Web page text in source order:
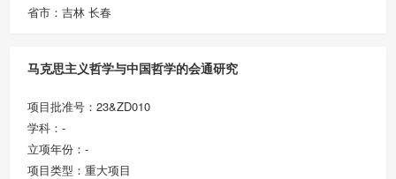
省市：吉林 长春
马克思主义哲学与中国哲学的会通研究
项目批准号：23&ZD010
学科：-
立项年份：-
项目类型：重大项目